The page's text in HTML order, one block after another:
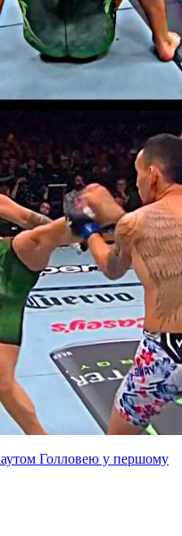
Голловею у першому